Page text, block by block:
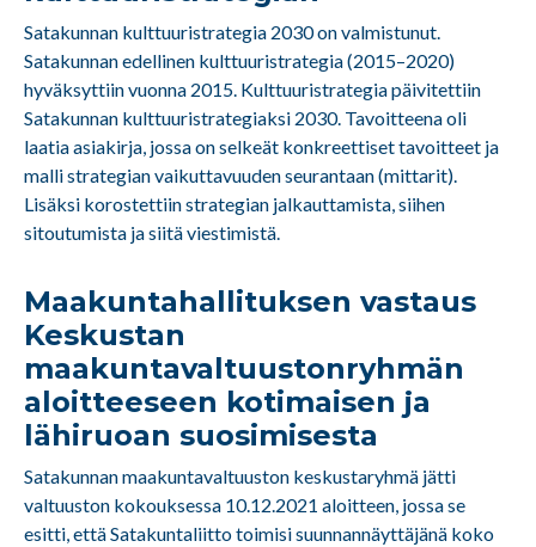
Satakunnan kulttuuristrategia 2030 on valmistunut.
Satakunnan edellinen kulttuuristrategia (2015–2020)
hyväksyttiin vuonna 2015. Kulttuuristrategia päivitettiin
Satakunnan kulttuuristrategiaksi 2030. Tavoitteena oli
laatia asiakirja, jossa on selkeät konkreettiset tavoitteet ja
malli strategian vaikuttavuuden seurantaan (mittarit).
Lisäksi korostettiin strategian jalkauttamista, siihen
sitoutumista ja siitä viestimistä.
Maakuntahallituksen vastaus
Keskustan
maakuntavaltuustonryhmän
aloitteeseen kotimaisen ja
lähiruoan suosimisesta
Satakunnan maakuntavaltuuston keskustaryhmä jätti
valtuuston kokouksessa 10.12.2021 aloitteen, jossa se
esitti, että Satakuntaliitto toimisi suunnannäyttäjänä koko